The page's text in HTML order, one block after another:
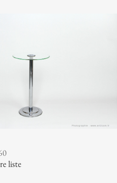
liste